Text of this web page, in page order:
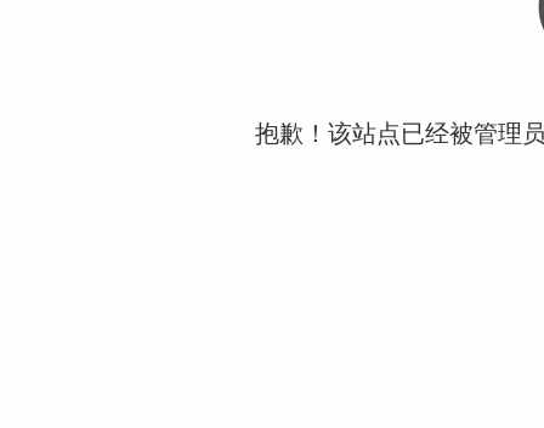
抱歉！该站点已经被管理